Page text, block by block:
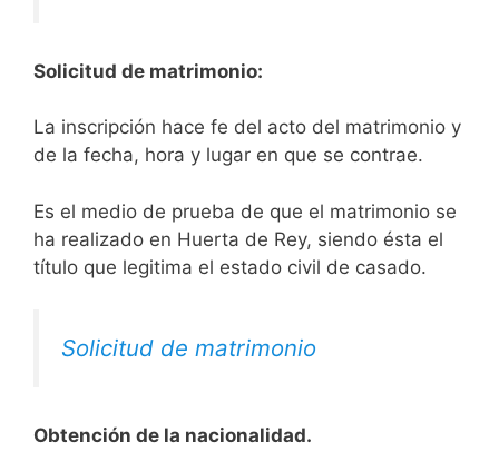
Solicitud de matrimonio:
La inscripción hace fe del acto del matrimonio y
de la fecha, hora y lugar en que se contrae.
Es el medio de prueba de que el matrimonio se
ha realizado en Huerta de Rey, siendo ésta el
título que legitima el estado civil de casado.
Solicitud de matrimonio
Obtención de la nacionalidad.